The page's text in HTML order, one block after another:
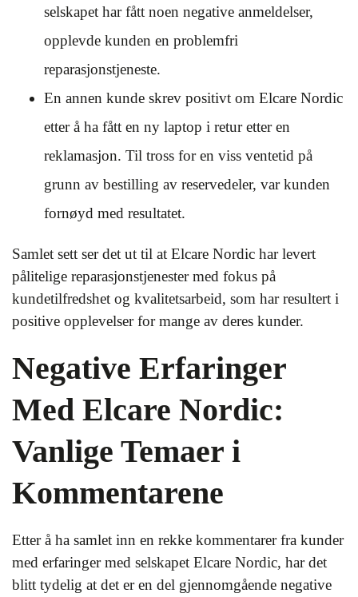
selskapet har fått noen negative anmeldelser,
opplevde kunden en problemfri
reparasjonstjeneste.
En annen kunde skrev positivt om Elcare Nordic
etter å ha fått en ny laptop i retur etter en
reklamasjon. Til tross for en viss ventetid på
grunn av bestilling av reservedeler, var kunden
fornøyd med resultatet.
Samlet sett ser det ut til at Elcare Nordic har levert
pålitelige reparasjonstjenester med fokus på
kundetilfredshet og kvalitetsarbeid, som har resultert i
positive opplevelser for mange av deres kunder.
Negative Erfaringer
Med Elcare Nordic:
Vanlige Temaer i
Kommentarene
Etter å ha samlet inn en rekke kommentarer fra kunder
med erfaringer med selskapet Elcare Nordic, har det
blitt tydelig at det er en del gjennomgående negative